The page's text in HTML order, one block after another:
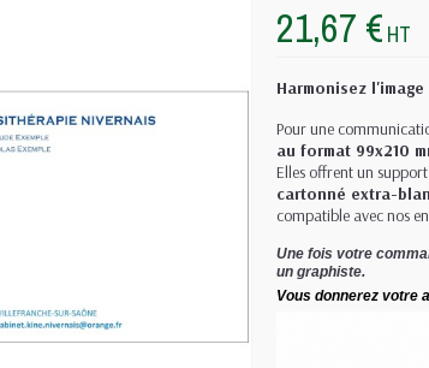
21,67 € HT
Harmonisez
Pour une
au format 99x210
Elles offrent un
cartonné extra-
compatible avec nos
Une fois votre
un graphiste.
Vous donnerez votre